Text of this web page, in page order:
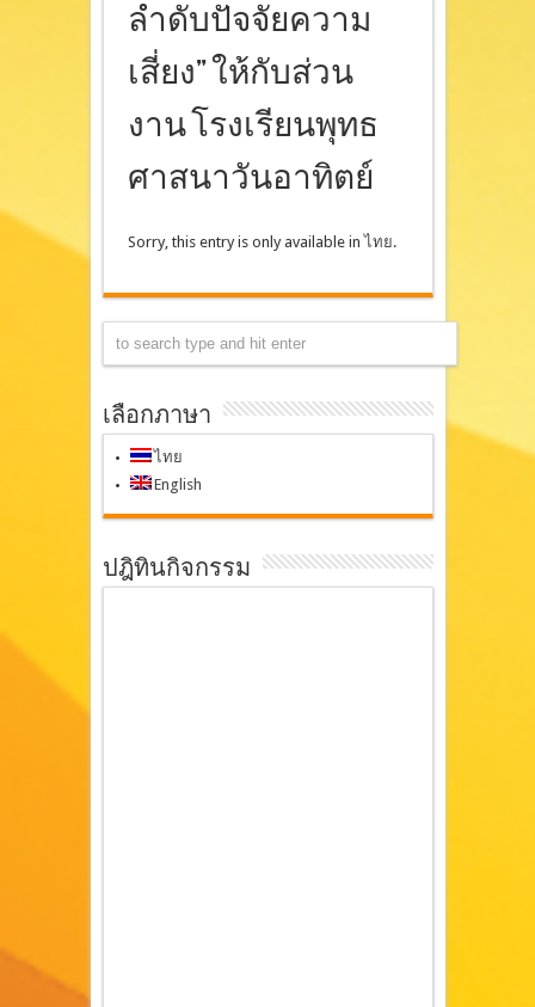
ลำดับปัจจัยความ
เสี่ยง” ให้กับส่วน
งาน โรงเรียนพุทธ
ศาสนาวันอาทิตย์
Sorry, this entry is only available inไทย.
เลือกภาษา
ไทย
English
ปฎิทินกิจกรรม